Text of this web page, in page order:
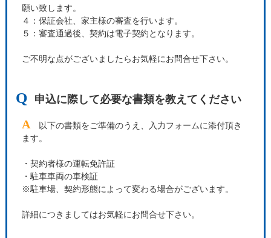
願い致します。
４：保証会社、家主様の審査を行います。
５：審査通過後、契約は電子契約となります。
ご不明な点がございましたらお気軽にお問合せ下さい。
Q 申込に際して必要な書類を教えてください
A
以下の書類をご準備のうえ、入力フォームに添付頂き
ます。
・契約者様の運転免許証
・駐車車両の車検証
※駐車場、契約形態によって変わる場合がございます。
詳細につきましてはお気軽にお問合せ下さい。